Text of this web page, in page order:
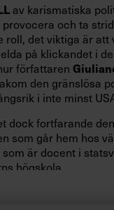
av karismatiska
och ta
roll, det viktiga är att
på klickandet i
författaren
den gränslösa
i inte minst
dock fortfarande
som går hem hos
som är docent i
högskola.